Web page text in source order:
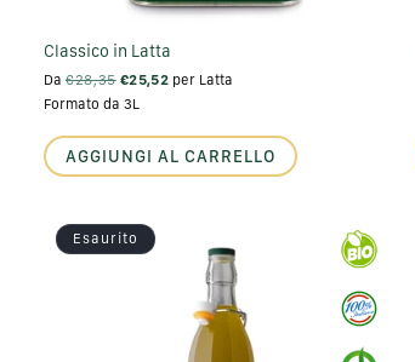
Classico in Latta
Da €28,35 €25,52 per Latta
Formato da 3L
AGGIUNGI AL CARRELLO
Esaurito